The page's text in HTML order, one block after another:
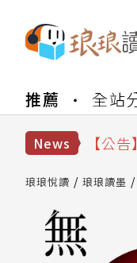
推薦 全站
News
【公
【公
【公告
琅琅悅讀 琅琅讀墨